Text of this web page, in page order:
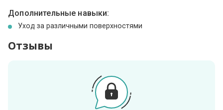
Дополнительные навыки:
Уход за различными поверхностями
Отзывы